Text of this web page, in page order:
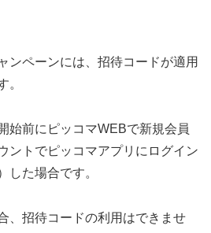
ンペーンには、招待コードが適用
。
始前にピッコマWEBで新規会員
ントでピッコマアプリにログイン
した場合です。
、招待コードの利用はできませ